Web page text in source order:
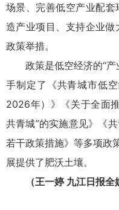
场景、完善低空产业配
造产业项目、支持企业
政策举措。
政策是低空经济的“
手制定了《共青城市低
2026年）》《关于全面
共青城”的实施意见》《
若干政策措施》等多项政
展提供了肥沃土壤。
（王一婷 九江日报全